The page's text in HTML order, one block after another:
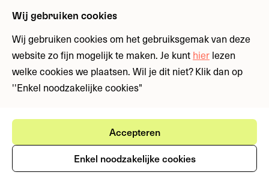
bescherming van bedreigde soorten, habitats,
ecosystemen of biodiversiteit
Na toekenning gelden aanvullende verplichtingen,
waaronder deelname aan minimaal één virtueel
netwerkevenement, medewerking aan een educatieve les,
eindverantwoording met bonnen.
Blijf op de hoogte over nieuwe regelingen en
fondsen
Meld je aan
Ⓒ Fondswervingonline 2026
Gebruikersvoorwaarden
Cookies
Wij gebruiken cookies
Wij gebruiken cookies om het gebruiksgemak van deze
website zo fijn mogelijk te maken. Je kunt hier lezen
welke cookies we plaatsen. Wil je dit niet? Klik dan op
''Enkel noodzakelijke cookies"
Accepteren
Enkel noodzakelijke cookies